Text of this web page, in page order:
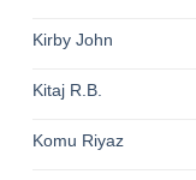
Kirby John
Kitaj R.B.
Komu Riyaz